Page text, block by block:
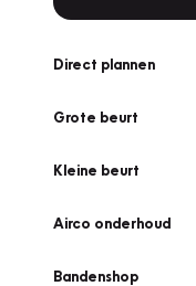
Direct plannen
Grote beurt
Kleine beurt
Airco onderhoud
Bandenshop